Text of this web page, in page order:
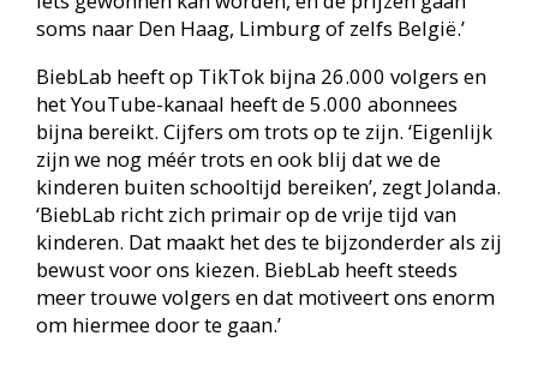
vooral voor kinderen is online sociaal contact heel
normaal.’
De BiebLab-jeugdprogrammering is trouwens
niet louter online. Er is ook BiebLab on Tour, een
spelprogramma waarmee Jeroen en Jolanda
maandelijks naar een van de 34
bibliotheeklocaties van Biblionet Groningen gaan.
Jolanda: ‘Zo mogelijk sluiten we hiermee aan bij
de landelijke campagnes. We beginnen al trouwe
bezoekers aan zulke bijeenkomsten te herkennen.
Zoals Sander uit Uithuizen en Fabian in
Appingedam. De vader van Fabian mailde mij dat
Fabian zijn verjaardag in het thema van BiebLab
wilde vieren, maar dat er natuurlijk geen slingers